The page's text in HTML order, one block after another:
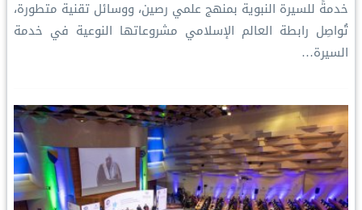
خدمةً للسيرة النبوية بمنهج علمي رصين، ووسائل تقنية متطورة،
تُواصِل رابطة العالم الإسلامي مشروعاتها النوعية في خدمة
السيرة…